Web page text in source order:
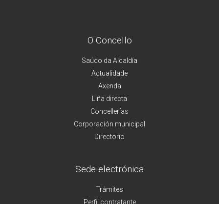
O Concello
Saúdo da Alcaldía
Actualidade
Axenda
Liña directa
Concellerías
Corporación municipal
Directorio
Sede electrónica
Trámites
Perfil contratante